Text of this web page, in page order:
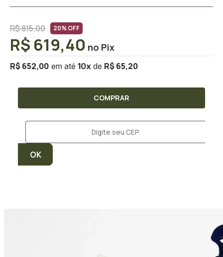
R$ 815,00 20% OFF
R$ 652,00 10x R$ 65,20
R$ 619,40
COMPRAR